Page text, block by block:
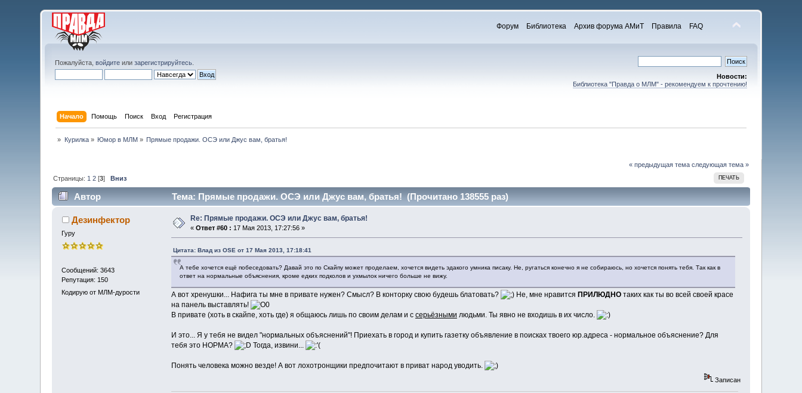
Форум Библиотека Архив форума АМиТ Правила FAQ
Пожалуйста,войдите илизарегистрируйтесь
Новости:
Библиотека "Правда о МЛМ" - рекомендуем к прочтению!
Начало Помощь Поиск Вход Регистрация
» Курилка» Юмор в МЛМ » Прямые продажи. ОСЭ или Джус вам, братья!
« предыдущая тема следующая тема »
ПЕЧАТЬ
Страницы: 1 2 [3]Вниз
Автор Тема: Прямые продажи. ОСЭ или Джус вам, братья! (Прочитано 138555 раз)
Дезинфектор
Гуру
Сообщений: 3643
Репутация: 150
Кодирую от МЛМ-дурости
Re: Прямые продажи. ОСЭ или Джус вам, братья!
«Ответ #60 : 17 Мая 2013, 17:27:56 »
Цитата: Влад из OSE от 17 Мая 2013, 17:18:41
А тебе хочется ещё побеседовать? Давай это по Скайпу может проделаем, хочется видеть эдакого умника писаку. Не, ругаться конечно я не собираюсь, но хочется понять тебя. Так как в
ответ на нормальные объяснения, кроме едких подколов и ухмылок ничего больше не вижу.
А вот хренушки... Нафига ты мне в привате нужен? Смысл? В конторку свою будешь блатовать? Не, мне нравится ПРИЛЮДНОтаких как ты во всей своей красе
на панель выставлять!
В привате (хоть в скайпе, хоть где) я общаюсь лишь по своим делам и с серьёзными людьми. Ты явно не входишь в их число.
И это... Я у тебя не видел "нормальных объяснений"! Приехать в город и купить газетку объявление в поисках твоего юр.адреса - нормальное объяснение? Для
тебя это НОРМА?
Тогда, извини...
Понять человека можно везде! А вот лохотронщики предпочитают в приват народ уводить.
Записан